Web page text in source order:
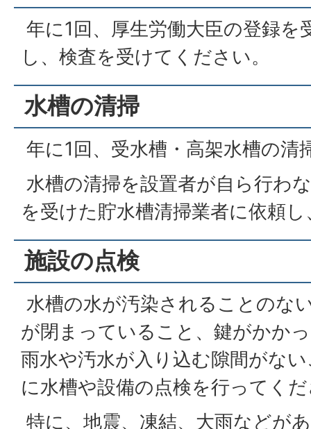
年に1回、厚生労働大臣の登録を
し、検査を受けてください。
水槽の清掃
年に1回、受水槽・高架水槽の清
水槽の清掃を設置者が自ら行わ
を受けた貯水槽清掃業者に依頼
施設の点検
水槽の水が汚染されることのな
が閉まっていること、鍵がかか
雨水や汚水が入り込む隙間がな
に水槽や設備の点検を行ってく
特に、地震、凍結、大雨などが